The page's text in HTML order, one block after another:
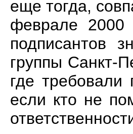
еще тогда,
феврале 2000
подписантов
группы Санкт-
где
если кто не